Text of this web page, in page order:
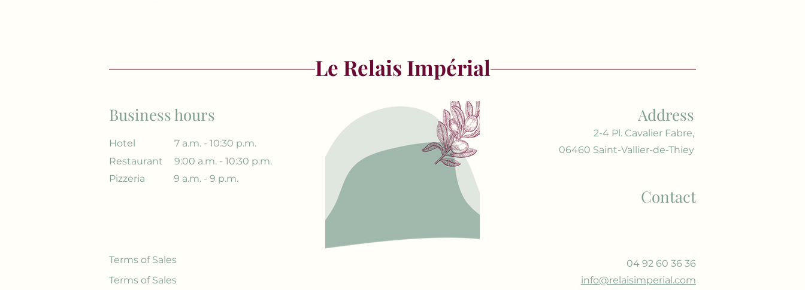
Le Relais Impérial
Business hours
Hotel
7 a.m. - 10:30 p.m.
Restaurant
9:00 a.m. - 10:30 p.m.
Pizzeria
9 a.m. - 9 p.m.
Terms of Sales
Terms of Sales
Address
2-4 Pl. Cavalier Fabre,
06460 Saint-Vallier-de-Thiey
Contact
04 92 60 36 36
info@relaisimperial.com